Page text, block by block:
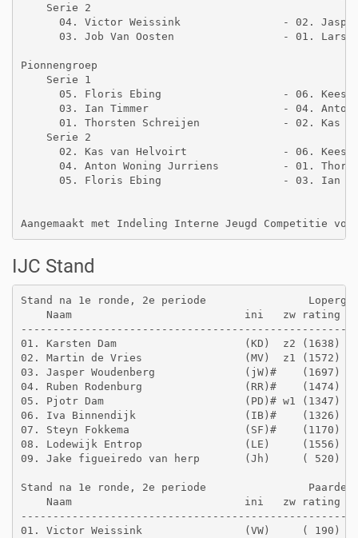
    Serie 2
04. Victor Weissink                - 02.
03. Job Van Oosten                 - 01. Lars
Pionnengroep
    Serie 1
05. Floris Ebing                   - 06. Kees
03. Ian Timmer                     - 04.
01. Thorsten Schreijen             - 02. Kas
    Serie 2
02. Kas van Helvoirt               - 06. Kees
04. Anton Woning Jurriens          - 01.
05. Floris Ebing                   - 03. Ian
IJC Stand
Stand na 1e ronde, 2e periode
Naam                           ini   zw rating
01. Karsten Dam                    (KD)  z2 (1638)   --
02. Martin de Vries                (MV)  z1 (1572)   --
03. Jasper Woudenberg              (jW)#    (1697)
04. Ruben Rodenburg                (RR)#    (1474)
05. Pjotr Dam                      (PD)# w1 (1347)
06. Iva Binnendijk                 (IB)#    (1326)
07. Steyn Fokkema                  (SF)#    (1170)
08. Lodewijk Entrop                (LE)     (1556)
09. Jake figueiredo van herp       (Jh)     ( 520)
Stand na 1e ronde, 2e periode
Naam                           ini   zw rating
01. Victor Weissink                (VW)     ( 190)